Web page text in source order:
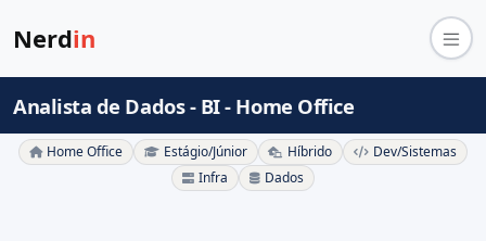
Nerdin
Analista de Dados - BI - Home Office
Home Office Estágio/Júnior Híbrido
Dev/Sistemas
Infra
Dados